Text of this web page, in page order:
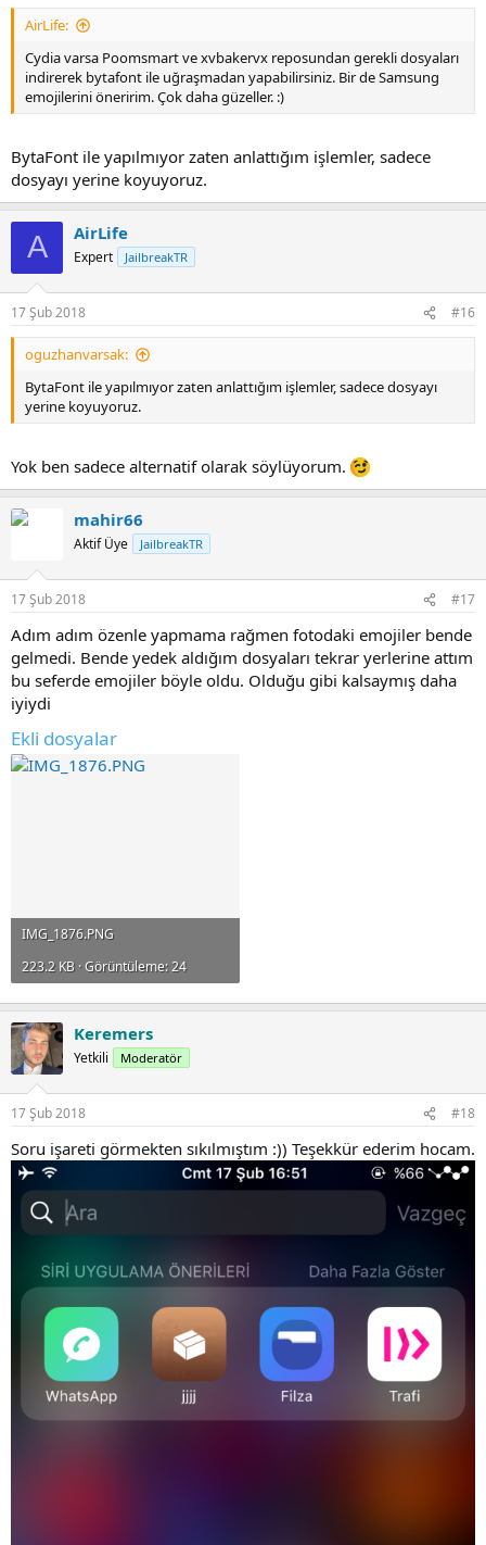
AirLife:
Cydia varsa Poomsmart ve xvbakervx reposundan gerekli dosyaları
indirerek bytafont ile uğraşmadan yapabilirsiniz. Bir de Samsung
emojilerini öneririm. Çok daha güzeller. :)
BytaFont ile yapılmıyor zaten anlattığım işlemler, sadece
dosyayı yerine koyuyoruz.
A AirLife
Expert JailbreakTR
17 Şub 2018 #16
oguzhanvarsak:
BytaFont ile yapılmıyor zaten anlattığım işlemler, sadece dosyayı
yerine koyuyoruz.
Yok ben sadece alternatif olarak söylüyorum.
mahir66
Aktif Üye JailbreakTR
17 Şub 2018 #17
Adım adım özenle yapmama rağmen fotodaki emojiler bende
gelmedi. Bende yedek aldığım dosyaları tekrar yerlerine attım
bu seferde emojiler böyle oldu. Olduğu gibi kalsaymış daha
iyiydi
Ekli dosyalar
IMG_1876.PNG
223.2 KB · Görüntüleme: 24
Keremers
Yetkili Moderatör
17 Şub 2018 #18
Soru işareti görmekten sıkılmıştım :)) Teşekkür ederim hocam.